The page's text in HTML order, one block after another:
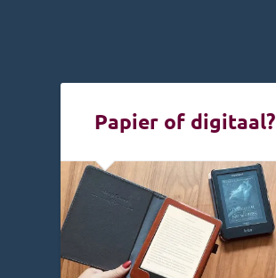
Papier of digitaal?